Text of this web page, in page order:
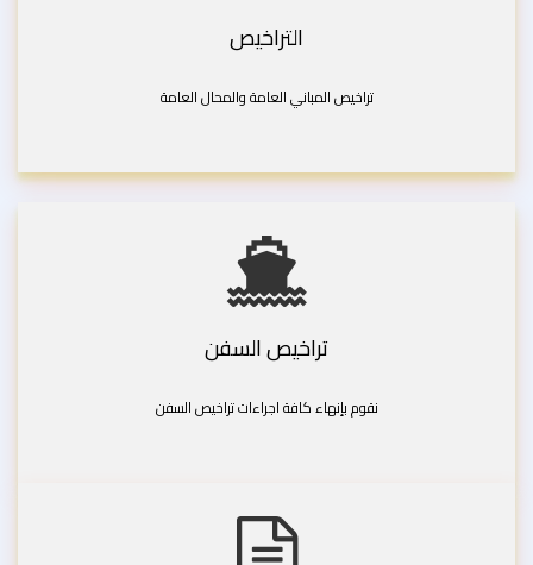
التراخيص
تراخيص المباني العامة والمحال العامة
تراخيص السفن
نقوم بإنهاء كافة اجراءات تراخيص السفن